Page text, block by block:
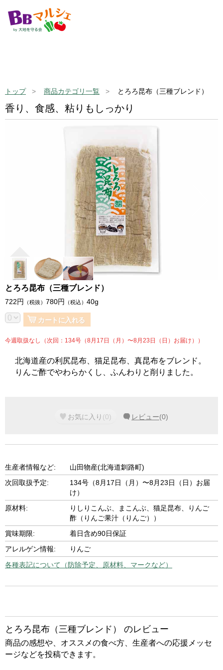
トップ 商品カテゴリ一覧 とろろ昆布（三種ブレンド）
香り、食感、粘りもしっかり
とろろ昆布（三種ブレンド）
722円 （税抜） 780円 （税込） 40g
カートに入れる
今週取扱なし（次回：134号（8月17日（月）〜8月23日（日）お届け））
北海道産の利尻昆布、猫足昆布、真昆布をブレンド。
りんご酢でやわらかくし、ふんわりと削りました。
お気に入り (0) レビュー(0)
生産者情報など:
山田物産(北海道釧路町)
次回取扱予定:
134号（8月17日（月）〜8月23日（日）お届
け）
原材料:
りしりこんぶ、まこんぶ、猫足昆布、りんご
酢（りんご果汁（りんご））
賞味期限:
着日含め90日保証
アレルゲン情報:
りんご
各種表記について（防除予定、原材料、マークなど）
とろろ昆布（三種ブレンド） のレビュー
商品の感想や、オススメの食べ方、生産者への応援メッセ
ージなどを投稿できます。